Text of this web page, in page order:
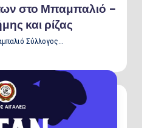
στο Μπαμπαλιό –
και ρίζας
Σύλλογος…